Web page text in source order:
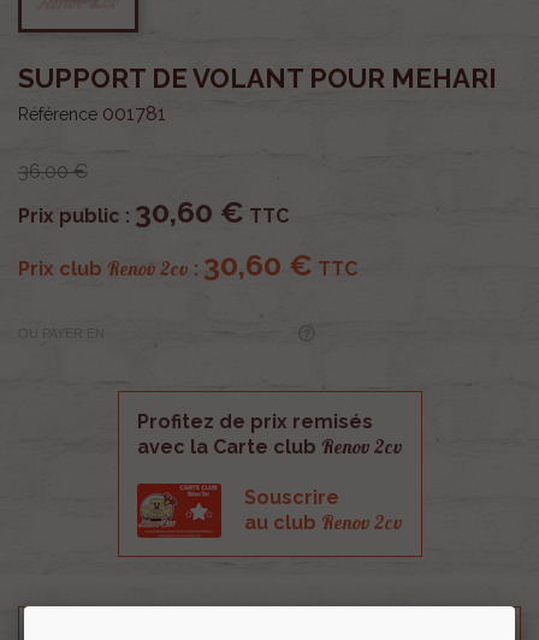
SUPPORT DE VOLANT POUR MEHARI
Référence 001781
36,00 €
Prix public : 30,60 € TTC
Prix club Renov 2cv : 30,60 € TTC
Profitez de prix remisés
avec la Carte club Renov 2cv
Souscrire
au club Renov 2cv